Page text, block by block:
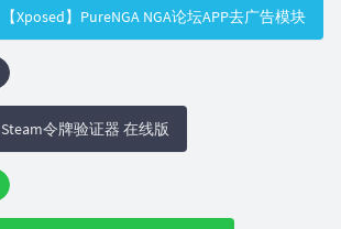
【Xposed】PureNGA NGA论坛APP去广告模块
Steam令牌验证器 在线版